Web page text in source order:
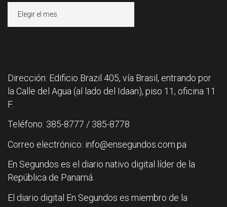
Dirección: Edificio Brazil 405, vía Brasil, entrando por
la Calle del Agua (al lado del Idaan), piso 11, oficina 11
F.
Teléfono: 385-8777 / 385-8778
Correo electrónico: info@ensegundos.com.pa
En Segundos es el diario nativo digital líder de la
República de Panamá.
El diario digital En Segundos es miembro de la